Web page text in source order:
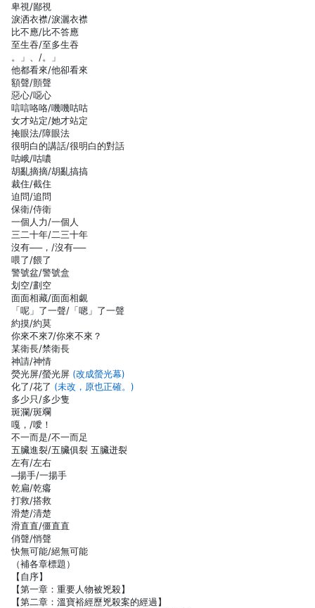
卑視/鄙視
淚洒衣襟/淚灑衣襟
比不應/比不答應
至生吞/至多生吞
。」、/。」
他都看來/他卻看來
額聲/顫聲
惡心/噁心
唁唁咯咯/嘰嘰咕咕
女才站定/她才站定
掩眼法/障眼法
很明白的講話/很明白的對話
咕峨/咕噥
胡亂摘摘/胡亂搞搞
裁住/截住
迫問/追問
保衛/侍衛
一個人力/一個人
三二十年/二三十年
沒有──，/沒有──
喂了/餵了
警號盆/警號盒
划空/劃空
面面相藏/面面相覷
「呢」了一聲/「嗯」了一聲
約摸/約莫
你來不來7/你來不來？
某衛長/禁衛長
神請/神情
熒光屏/螢光屏 (改成螢光幕)
化了/花了 (未改，原也正確。)
多少只/多少隻
斑瀾/斑斕
嘎，/噯！
不一而是/不一而足
五臟進裂/五臟俱裂 五臟迸裂
左有/左右
─揚手/一揚手
乾扁/乾癟
打救/搭救
滑楚/清楚
滑直直/僵直直
俏聲/悄聲
快無可能/絕無可能
（補各章標題）
【自序】
【第一章：重要人物被兇殺】
【第二章：溫寶裕經歷兇殺案的經過】